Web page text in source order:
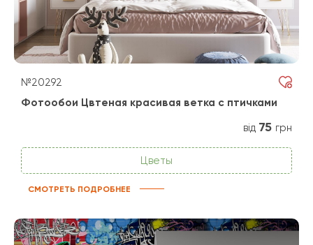
№20292
Фотообои Цвтеная красивая ветка с птичками
від 75 грн
Цветы
СМОТРЕТЬ ПОДРОБНЕЕ